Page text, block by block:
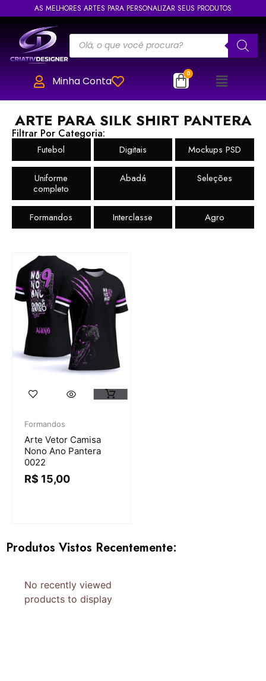
AS MELHORES ARTES PARA PERSONALIZAR SEUS PRODUTOS
Minha Conta
ARTE PARA SILK SHIRT PANTERA
Filtrar Por Categoria:
Futebol Digitais Mockups PSD
Uniforme
completo
Abadá Seleções
Formandos Interclasse Agro
Formandos
Arte Vetor Camisa
Nono Ano Pantera
0022
R$ 15,00
Produtos Vistos Recentemente:
No recently viewed
products to display